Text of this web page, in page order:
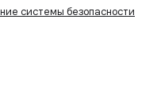
системы безопасности